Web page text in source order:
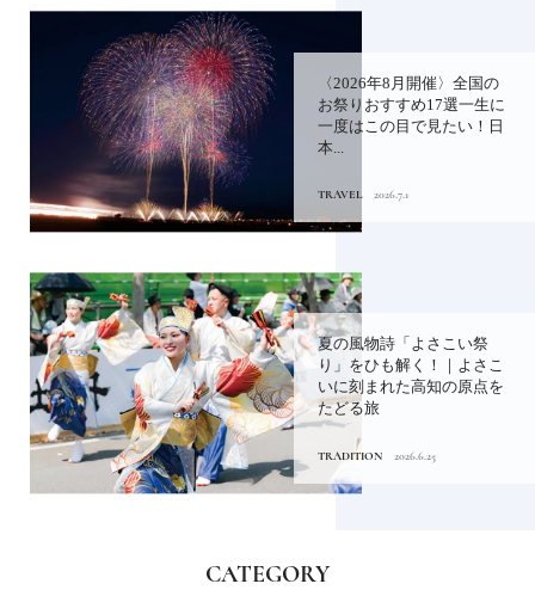
〈2026年8月開催〉全国の
お祭りおすすめ17選一生に
一度はこの目で見たい！日
本...
TRAVEL 2026.7.1
夏の風物詩「よさこい祭
り」をひも解く！｜よさこ
いに刻まれた高知の原点を
たどる旅
TRADITION 2026.6.25
CATEGORY